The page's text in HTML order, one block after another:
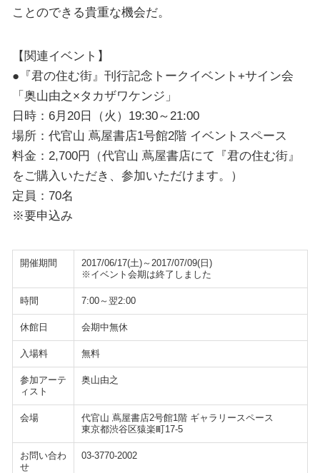
ことのできる貴重な機会だ。
【関連イベント】
●『君の住む街』刊行記念トークイベント+サイン会
「奥山由之×タカザワケンジ」
日時：6月20日（火）19:30～21:00
場所：代官山 蔦屋書店1号館2階 イベントスペース
料金：2,700円（代官山 蔦屋書店にて『君の住む街』
をご購入いただき、参加いただけます。）
定員：70名
※要申込み
開催期間
2017/06/17(土)～2017/07/09(日)
※イベント会期は終了しました
時間 7:00～翌2:00
休館日 会期中無休
入場料 無料
参加アーテ
ィスト
奥山由之
会場
代官山 蔦屋書店2号館1階 ギャラリースペース
東京都渋谷区猿楽町17-5
お問い合わ
せ
03-3770-2002